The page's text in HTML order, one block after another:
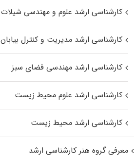
کارشناسی ارشد علوم و مهندسی شیلات
کارشناسی ارشد مدیریت و کنترل بیابان
کارشناسی ارشد مهندسی فضای سبز
کارشناسی ارشد علوم محیط‌ زیست
کارشناسی ارشد محیط زیست
معرفی گروه هنر کارشناسی ارشد